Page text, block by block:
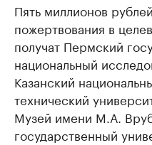
Пять миллионов
пожертвования в
получат Пермский
национальный
Казанский
технический
Музей имени М.А.
государственный